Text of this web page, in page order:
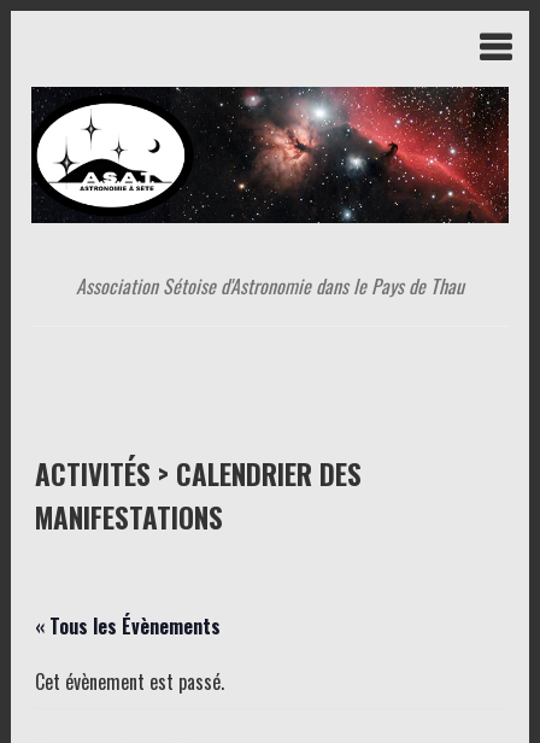
Association Sétoise d'Astronomie dans le Pays de Thau
ACTIVITÉS > CALENDRIER DES
MANIFESTATIONS
« Tous les Évènements
Cet évènement est passé.